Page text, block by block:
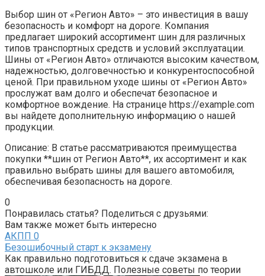
Выбор шин от «Регион Авто» – это инвестиция в вашу
безопасность и комфорт на дороге. Компания
предлагает широкий ассортимент шин для различных
типов транспортных средств и условий эксплуатации.
Шины от «Регион Авто» отличаются высоким качеством,
надежностью, долговечностью и конкурентоспособной
ценой. При правильном уходе шины от «Регион Авто»
прослужат вам долго и обеспечат безопасное и
комфортное вождение. На странице https://example.com
вы найдете дополнительную информацию о нашей
продукции.
Описание: В статье рассматриваются преимущества
покупки **шин от Регион Авто**, их ассортимент и как
правильно выбрать шины для вашего автомобиля,
обеспечивая безопасность на дороге.
0
Понравилась статья? Поделиться с друзьями:
Вам также может быть интересно
АКПП 0
Безошибочный старт к экзамену
Как правильно подготовиться к сдаче экзамена в
автошколе или ГИБДД. Полезные советы по теории